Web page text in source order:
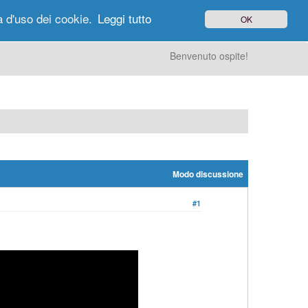
di Oggi Ricerca Utenti
Benvenuto ospite!
Modo discussione
#1
dei cookie. Leggi tutto OK